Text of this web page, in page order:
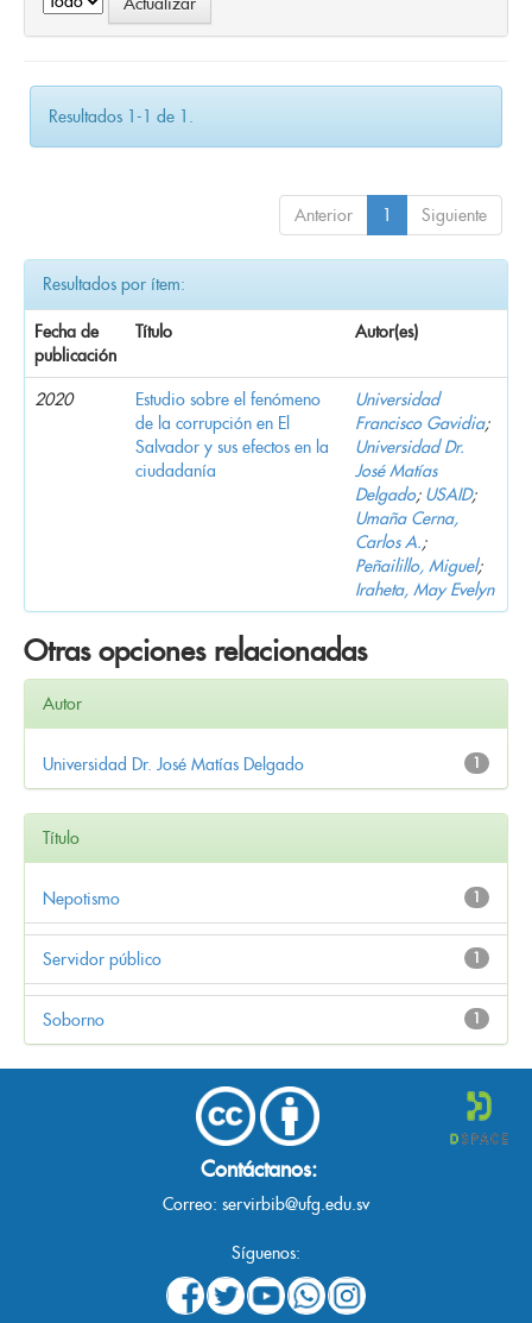
Resultados 1-1 de 1.
Anterior 1 Siguiente
Resultados por ítem:
Fecha de
publicación
Título Autor(es)
2020
Estudio sobre el fenómeno
de la corrupción en El
Salvador y sus efectos en la
ciudadanía
Universidad
Francisco Gavidia;
Universidad Dr.
José Matías
Delgado; USAID;
Umaña Cerna,
Carlos A.;
Peñailillo, Miguel;
Iraheta, May Evelyn
Otras opciones relacionadas
Autor
1
Universidad Dr. José Matías Delgado
Título
1
Nepotismo
1
Servidor público
1
Soborno
Contáctanos:
Correo: servirbib@ufg.edu.sv
Síguenos: